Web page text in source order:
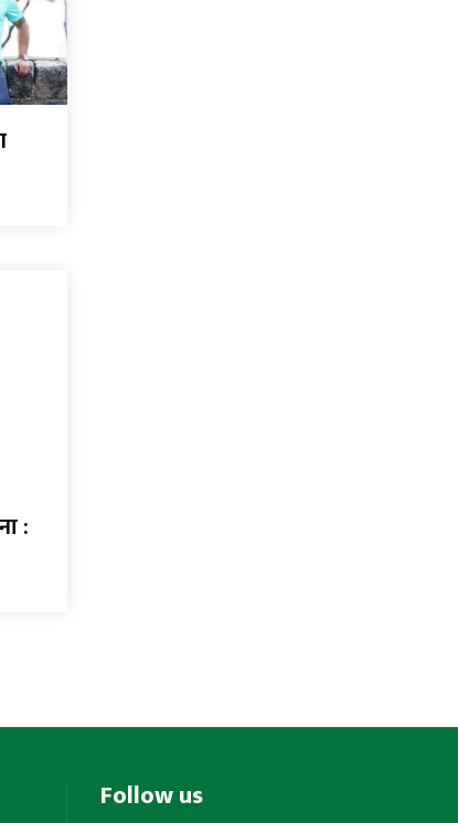
:
Follow us